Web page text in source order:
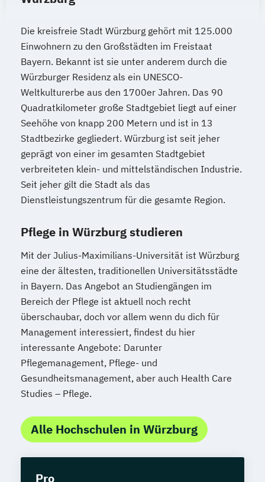
Die kreisfreie Stadt Würzburg gehört mit 125.000
Einwohnern zu den Großstädten im Freistaat
Bayern. Bekannt ist sie unter anderem durch die
Würzburger Residenz als ein UNESCO-
Weltkulturerbe aus den 1700er Jahren. Das 90
Quadratkilometer große Stadtgebiet liegt auf einer
Seehöhe von knapp 200 Metern und ist in 13
Stadtbezirke gegliedert. Würzburg ist seit jeher
geprägt von einer im gesamten Stadtgebiet
verbreiteten klein- und mittelständischen Industrie.
Seit jeher gilt die Stadt als das
Dienstleistungszentrum für die gesamte Region.
Pflege in Würzburg studieren
Mit der Julius-Maximilians-Universität ist Würzburg
eine der ältesten, traditionellen Universitätsstädte
in Bayern. Das Angebot an Studiengängen im
Bereich der Pflege ist aktuell noch recht
überschaubar, doch vor allem wenn du dich für
Management interessiert, findest du hier
interessante Angebote: Darunter
Pflegemanagement, Pflege- und
Gesundheitsmanagement, aber auch Health Care
Studies – Pflege.
Alle Hochschulen in Würzburg
Pro